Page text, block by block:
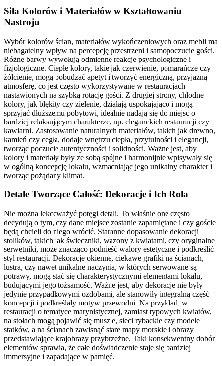
Siła Kolorów i Materiałów w Kształtowaniu
Nastroju
Wybór kolorów ścian, materiałów wykończeniowych oraz mebli ma
niebagatelny wpływ na percepcję przestrzeni i samopoczucie gości.
Różne barwy wywołują odmienne reakcje psychologiczne i
fizjologiczne. Ciepłe kolory, takie jak czerwienie, pomarańcze czy
żółcienie, mogą pobudzać apetyt i tworzyć energiczną, przyjazną
atmosferę, co jest często wykorzystywane w restauracjach
nastawionych na szybką rotację gości. Z drugiej strony, chłodne
kolory, jak błękity czy zielenie, działają uspokajająco i mogą
sprzyjać dłuższemu pobytowi, idealnie nadają się do miejsc o
bardziej relaksującym charakterze, np. eleganckich restauracji czy
kawiarni. Zastosowanie naturalnych materiałów, takich jak drewno,
kamień czy cegła, dodaje wnętrzu ciepła, przytulności i elegancji,
tworząc poczucie autentyczności i solidności. Ważne jest, aby
kolory i materiały były ze sobą spójne i harmonijnie wpisywały się
w ogólną koncepcję lokalu, wzmacniając jego unikalny charakter i
tworząc pożądany klimat.
Detale Tworzące Całość: Dekoracje i Ich Rola
Nie można lekceważyć potęgi detali. To właśnie one często
decydują o tym, czy dane miejsce zostanie zapamiętane i czy goście
będą chcieli do niego wrócić. Staranne dopasowanie dekoracji
stolików, takich jak świeczniki, wazony z kwiatami, czy oryginalne
serwetniki, może znacząco podnieść walory estetyczne i podkreślić
styl restauracji. Dekoracje okienne, ciekawe grafiki na ścianach,
lustra, czy nawet unikalne naczynia, w których serwowane są
potrawy, mogą stać się charakterystycznymi elementami lokalu,
budującymi jego tożsamość. Ważne jest, aby dekoracje nie były
jedynie przypadkowymi ozdobami, ale stanowiły integralną część
koncepcji i podkreślały motyw przewodni. Na przykład, w
restauracji o tematyce marynistycznej, zamiast typowych kwiatów,
na stołach mogą pojawić się muszle, sieci rybackie czy modele
statków, a na ścianach zawisnąć stare mapy morskie i obrazy
przedstawiające krajobrazy przybrzeżne. Taki konsekwentny dobór
elementów sprawia, że całe doświadczenie staje się bardziej
immersyjne i zapadające w pamięć.